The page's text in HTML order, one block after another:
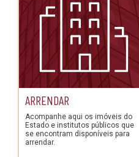
ARRENDAR
Acompanhe aqui os imóveis do
Estado e institutos públicos que
se encontram disponíveis para
arrendar.